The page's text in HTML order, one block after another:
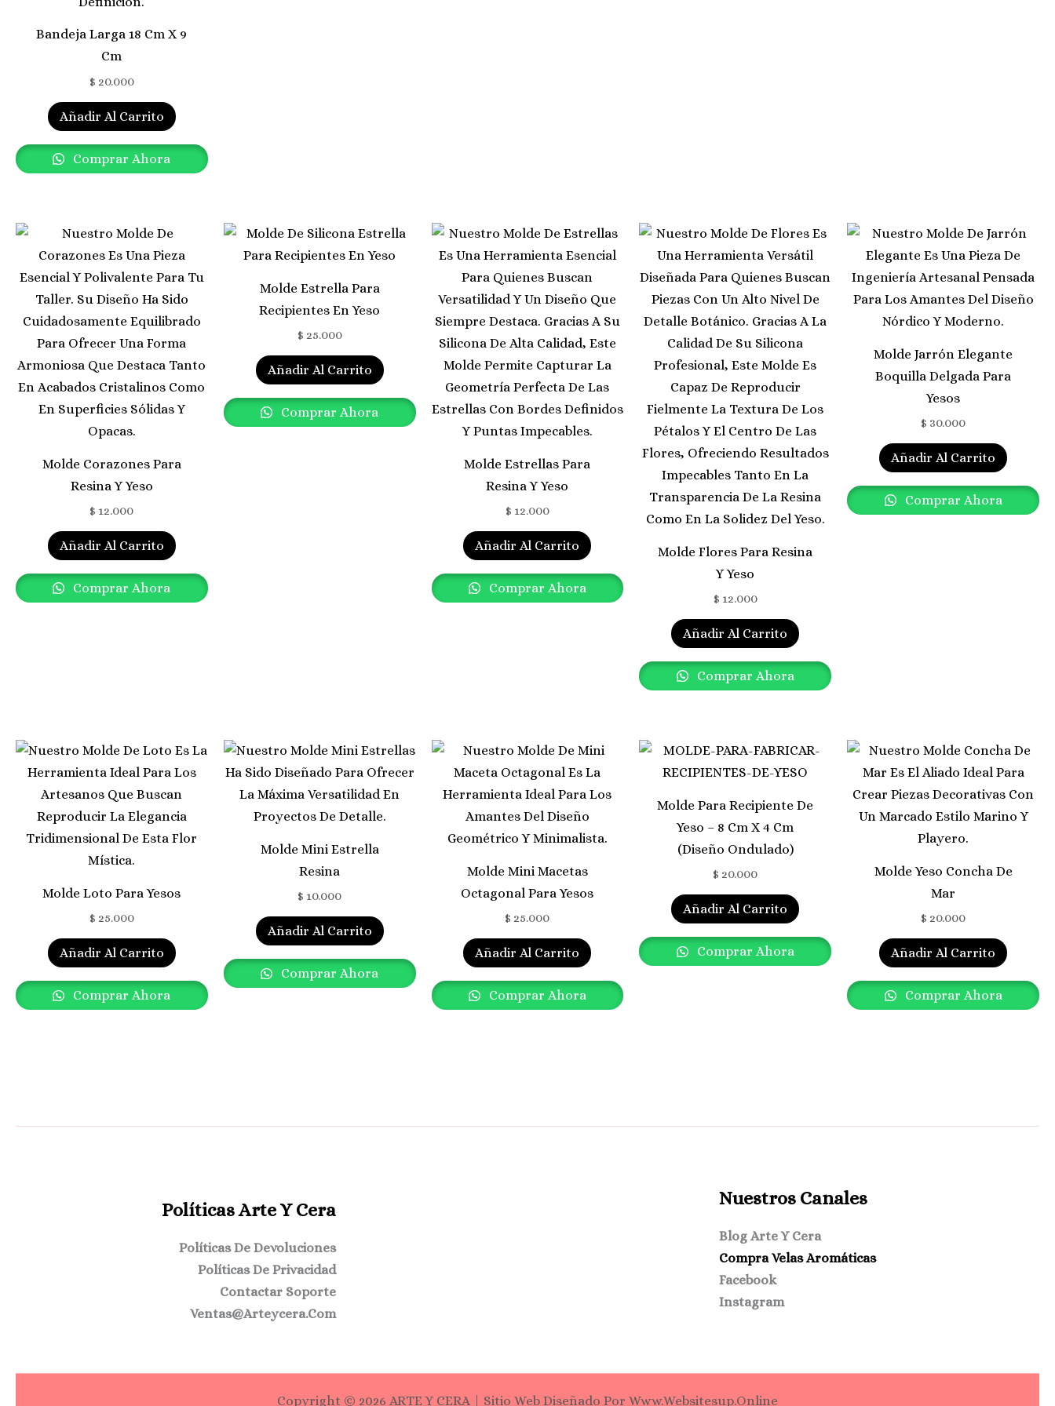
Bandeja Larga 18 Cm X 9
Cm
$ 20.000
Añadir Al Carrito
Comprar Ahora
Molde Corazones Para
Resina Y Yeso
$ 12.000
Añadir Al Carrito
Comprar Ahora
Molde Estrella Para
Recipientes En Yeso
$ 25.000
Añadir Al Carrito
Comprar Ahora
Molde Estrellas Para
Resina Y Yeso
$ 12.000
Añadir Al Carrito
Comprar Ahora
Molde Flores Para Resina
Y Yeso
$ 12.000
Añadir Al Carrito
Comprar Ahora
Molde Jarrón Elegante
Boquilla Delgada Para
Yesos
$ 30.000
Añadir Al Carrito
Comprar Ahora
Molde Loto Para Yesos
$ 25.000
Añadir Al Carrito
Comprar Ahora
Molde Mini Estrella
Resina
$ 10.000
Añadir Al Carrito
Comprar Ahora
Molde Mini Macetas
Octagonal Para Yesos
$ 25.000
Añadir Al Carrito
Comprar Ahora
Molde Para Recipiente De
Yeso – 8 Cm X 4 Cm
(Diseño Ondulado)
$ 20.000
Añadir Al Carrito
Comprar Ahora
Molde Yeso Concha De
Mar
$ 20.000
Añadir Al Carrito
Comprar Ahora
Políticas Arte Y Cera
Políticas De Devoluciones
Políticas De Privacidad
Contactar Soporte
Ventas@arteycera.com
Nuestros Canales
Blog Arte Y Cera
Compra Velas Aromáticas
Facebook
Instagram
Copyright © 2026 ARTE Y CERA | Sitio Web Diseñado Por Www.websitesup.online